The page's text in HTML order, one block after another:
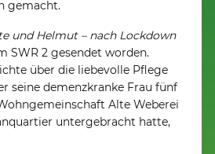
gemacht.
und Helmut – nach Lockdown
SWR 2 gesendet worden.
über die liebevolle Pflege
seine demenzkranke Frau fünf
Alte Weberei
untergebracht hatte,